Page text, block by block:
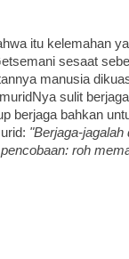
itu kelemahan
sesaat
manusia
sulit
berjaga bahkan
"Berjaga-
roh